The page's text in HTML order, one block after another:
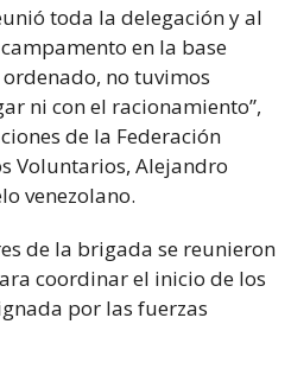
toda la delegación y al
en la base
no tuvimos
ni con el racionamiento”,
de la Federación
Voluntarios, Alejandro
venezolano.
de la brigada se reunieron
coordinar el inicio de los
por las fuerzas